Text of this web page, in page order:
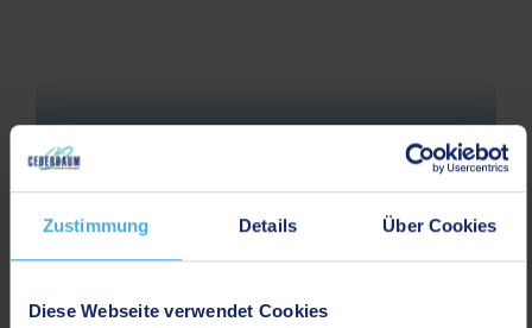
Zustimmung Details Über Cookies
Diese Webseite verwendet Cookies
METALLE UND SCHROTTE